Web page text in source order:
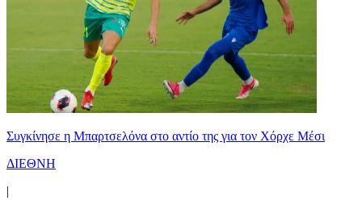
Συγκίνησε η Μπαρτσελόνα στο αντίο της για τον Χόρχε Μέσι
ΔΙΕΘΝΗ
|